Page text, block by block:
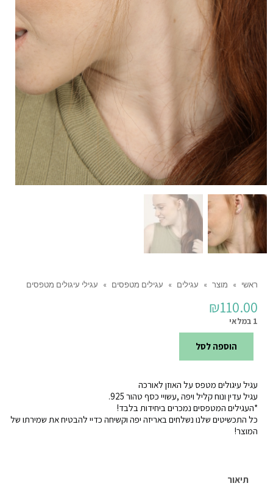
ראשי » מוצר » עגילים » עגילים מטפסים » עגילי עיגולים מטפסים
₪110.00
1 במלאי
עגילי
עיגולים
מטפסים
הוספה לסל
עגיל עיגולים מטפס על האוזן לאורכה
עגיל עדין ונוח קליל ויפה ,עשויי כסף טהור 925.
*העגילים המטפסים נמכרים ביחידות בלבד!
כל התכשיטים שלנו נשלחים באריזה יפה וקשיחה כדיי להבטיח את שמירתו של
המוצר!
תיאור